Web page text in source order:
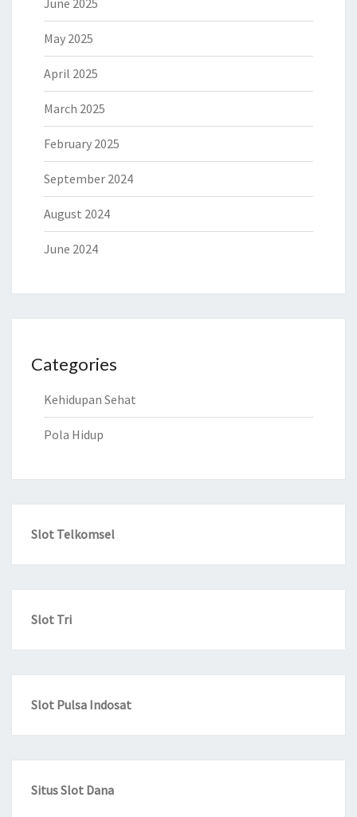
June 2025
May 2025
April 2025
March 2025
February 2025
September 2024
August 2024
June 2024
Categories
Kehidupan Sehat
Pola Hidup
Slot Telkomsel
Slot Tri
Slot Pulsa Indosat
Situs Slot Dana